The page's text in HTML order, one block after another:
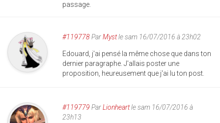
passage.
#119778ParMystle sam 16/07/2016 à 23h02
Edouard, j'ai pensé la même chose que dans ton
dernier paragraphe. J'allais poster une
proposition, heureusement que j'ai lu ton post.
#119779 ParLionheartle sam 16/07/2016 à
23h13